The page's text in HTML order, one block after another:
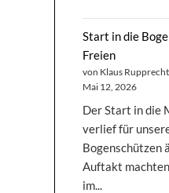
Start in die
Freien
von Klaus Rupprecht
Mai 12, 2026
Der Start in die
verlief für
Bogenschützen
Auftakt
im...